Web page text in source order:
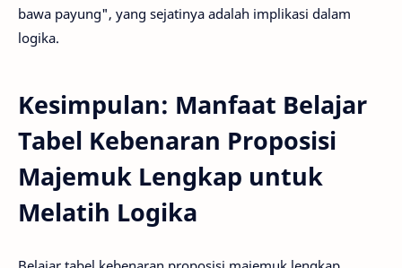
bawa payung", yang sejatinya adalah implikasi dalam
logika.
Kesimpulan: Manfaat Belajar
Tabel Kebenaran Proposisi
Majemuk Lengkap untuk
Melatih Logika